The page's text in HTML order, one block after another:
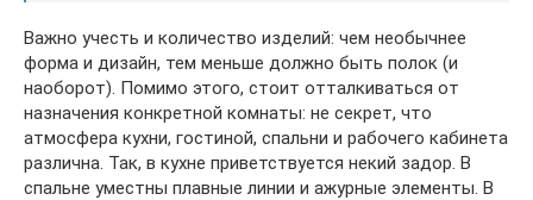
Важно учесть и количество изделий: чем необычнее
форма и дизайн, тем меньше должно быть полок (и
наоборот). Помимо этого, стоит отталкиваться от
назначения конкретной комнаты: не секрет, что
атмосфера кухни, гостиной, спальни и рабочего кабинета
различна. Так, в кухне приветствуется некий задор. В
спальне уместны плавные линии и ажурные элементы. В